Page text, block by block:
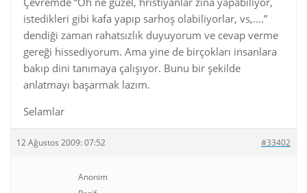
istedikleri gibi kafa yapıp sarhoş olabiliyorlar, vs,….”
dendiği zaman rahatsızlık duyuyorum ve cevap verme
gereği hissediyorum. Ama yine de birçokları insanlara
bakıp dini tanımaya çalışıyor. Bunu bir şekilde
anlatmayı başarmak lazım.
Selamlar
12 Ağustos 2009: 07:52 #33402
Anonim